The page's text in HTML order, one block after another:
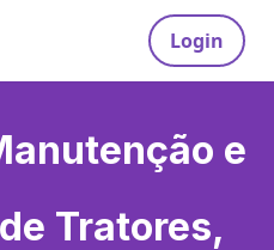
Login
e
Tratores,